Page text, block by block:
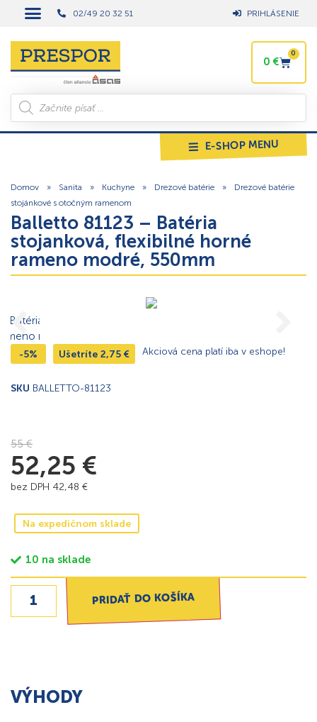
02/49 20 32 51 PRIHLÁSENIE
0 €
0
E-SHOP MENU
Domov » Sanita » Kuchyne » Drezové batérie »
Drezové batérie
stojánkové s otočným ramenom
Balletto 81123 – Batéria
stojanková, flexibilné horné
rameno modré, 550mm
-5% Ušetríte 2,75 € Akciová cena platí iba v eshope!
SKU BALLETTO-81123
55€
52,25 €
bez DPH 42,48 €
Na expedičnom sklade
10 na sklade
PRIDAŤ DO KOŠÍKA
VÝHODY